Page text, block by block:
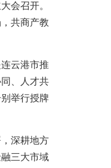
会召开。
共商产教
云港市推
、人才共
举行授牌
深耕地方
三大市域